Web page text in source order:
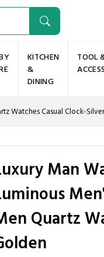
KITCHEN
&
DINING
TOOL
Watches Casual Clock-
Man
Quartz